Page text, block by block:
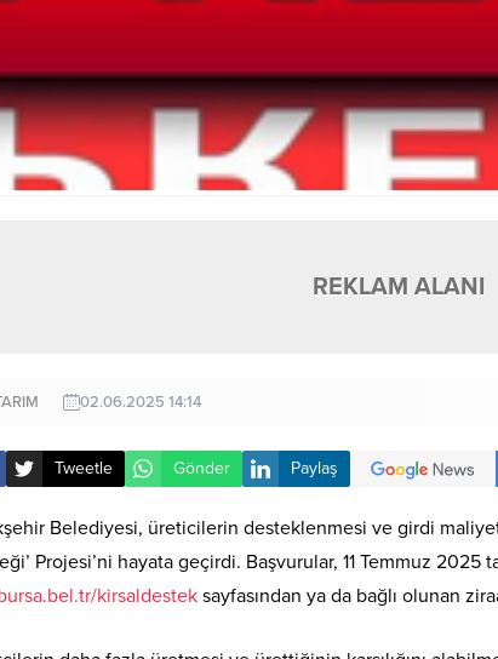
REKLAM ALANI
02.06.2025 14:14
Tweetle Gönder Paylaş
Belediyesi, üreticilerin desteklenmesi ve girdi
Projesi’ni hayata geçirdi. Başvurular, 11 Temmuz 2025
kirsaldestek sayfasından ya da bağlı olunan